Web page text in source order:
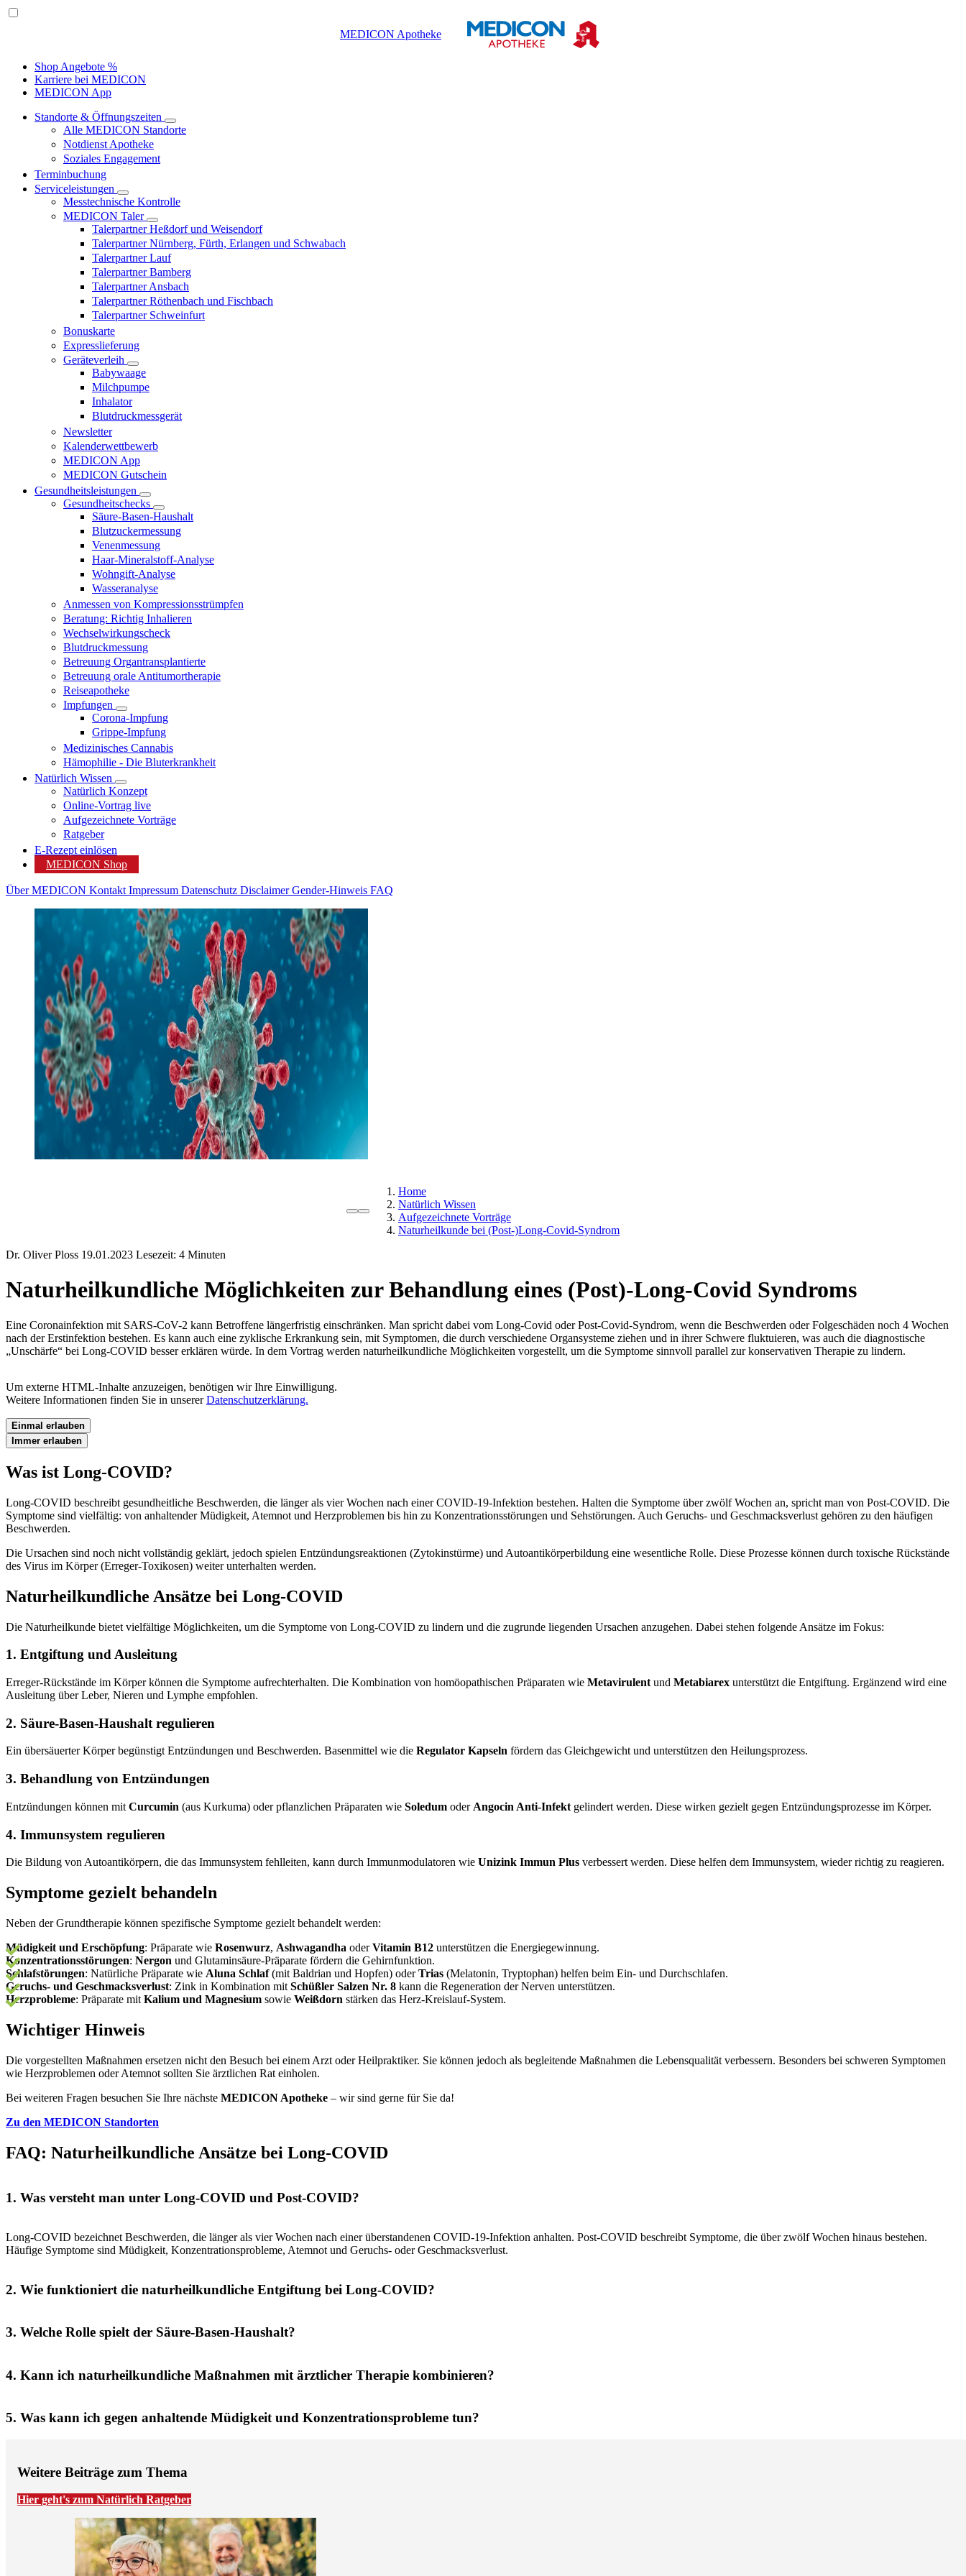
MEDICON Apotheke
Shop Angebote %
Karriere bei MEDICON
MEDICON App
Standorte & Öffnungszeiten
Alle MEDICON Standorte
Notdienst Apotheke
Soziales Engagement
Terminbuchung
Serviceleistungen
Messtechnische Kontrolle
MEDICON Taler
Talerpartner Heßdorf und Weisendorf
Talerpartner Nürnberg, Fürth, Erlangen und Schwabach
Talerpartner Lauf
Talerpartner Bamberg
Talerpartner Ansbach
Talerpartner Röthenbach und Fischbach
Talerpartner Schweinfurt
Bonuskarte
Expresslieferung
Geräteverleih
Babywaage
Milchpumpe
Inhalator
Blutdruckmessgerät
Newsletter
Kalenderwettbewerb
MEDICON App
MEDICON Gutschein
Gesundheitsleistungen
Gesundheitschecks
Säure-Basen-Haushalt
Blutzuckermessung
Venenmessung
Haar-Mineralstoff-Analyse
Wohngift-Analyse
Wasseranalyse
Anmessen von Kompressionsstrümpfen
Beratung: Richtig Inhalieren
Wechselwirkungscheck
Blutdruckmessung
Betreuung Organtransplantierte
Betreuung orale Antitumortherapie
Reiseapotheke
Impfungen
Corona-Impfung
Grippe-Impfung
Medizinisches Cannabis
Hämophilie - Die Bluterkrankheit
Natürlich Wissen
Natürlich Konzept
Online-Vortrag live
Aufgezeichnete Vorträge
Ratgeber
E-Rezept einlösen
MEDICON Shop
Über MEDICON Kontakt Impressum Datenschutz DisclaimerGender-Hinweis FAQ
Home
Natürlich Wissen
Aufgezeichnete Vorträge
Naturheilkunde bei (Post-)Long-Covid-Syndrom
Dr. Oliver Ploss 19.01.2023 Lesezeit:
Naturheilkundliche Möglichkeiten zur Behandlung eines (Post)-Long-Covid Syndroms
Eine Coronainfektion mit SARS-CoV-2 kann Betroffene längerfristig einschränken. Man spricht dabei vom Long-Covid oder Post-Covid-Syndrom, wenn die Beschwerden oder Folgeschäden noch 4 Wochen
nach der Erstinfektion bestehen. Es kann auch eine zyklische Erkrankung sein, mit Symptomen, die durch verschiedene Organsysteme ziehen und in ihrer Schwere fluktuieren, was auch die diagnostische
„Unschärfe“ bei Long-COVID besser erklären würde. In dem Vortrag werden naturheilkundliche Möglichkeiten vorgestellt, um die Symptome sinnvoll parallel zur konservativen Therapie zu lindern.
Um externe HTML-Inhalte anzuzeigen, benötigen wir Ihre Einwilligung.
Weitere Informationen finden Sie in unsererDatenschutzerklärung.
Einmal erlauben
Immer erlauben
Was ist Long-COVID?
Long-COVID beschreibt gesundheitliche Beschwerden, die länger als vier Wochen nach einer COVID-19-Infektion bestehen. Halten die Symptome über zwölf Wochen an, spricht man von Post-COVID. Die
Symptome sind vielfältig: von anhaltender Müdigkeit, Atemnot und Herzproblemen bis hin zu Konzentrationsstörungen und Sehstörungen. Auch Geruchs- und Geschmacksverlust gehören zu den häufigen
Beschwerden.
Die Ursachen sind noch nicht vollständig geklärt, jedoch spielen Entzündungsreaktionen (Zytokinstürme) und Autoantikörperbildung eine wesentliche Rolle. Diese Prozesse können durch toxische Rückstände
des Virus im Körper (Erreger-Toxikosen) weiter unterhalten werden.
Naturheilkundliche Ansätze bei Long-COVID
Die Naturheilkunde bietet vielfältige Möglichkeiten, um die Symptome von Long-COVID zu lindern und die zugrunde liegenden Ursachen anzugehen. Dabei stehen folgende Ansätze im Fokus:
1. Entgiftung und Ausleitung
Erreger-Rückstände im Körper können die Symptome aufrechterhalten. Die Kombination von homöopathischen Präparaten wie Metavirulent und Metabiarex unterstützt die Entgiftung. Ergänzend wird eine
Ausleitung über Leber, Nieren und Lymphe empfohlen.
2. Säure-Basen-Haushalt regulieren
Ein übersäuerter Körper begünstigt Entzündungen und Beschwerden. Basenmittel wie die Regulator Kapseln fördern das Gleichgewicht und unterstützen den Heilungsprozess.
3. Behandlung von Entzündungen
Entzündungen können mit Curcumin (aus Kurkuma) oder pflanzlichen Präparaten wie Soledum oder Angocin Anti-Infekt gelindert werden. Diese wirken gezielt gegen Entzündungsprozesse im Körper.
4. Immunsystem regulieren
Die Bildung von Autoantikörpern, die das Immunsystem fehlleiten, kann durch Immunmodulatoren wie Unizink Immun Plus verbessert werden. Diese helfen dem Immunsystem, wieder richtig zu reagieren.
Symptome gezielt behandeln
Neben der Grundtherapie können spezifische Symptome gezielt behandelt werden:
Müdigkeit und Erschöpfung: Präparate wie Rosenwurz, Ashwagandha oderVitamin B12 unterstützen die Energiegewinnung.
Konzentrationsstörungen: Nergon und Glutaminsäure-Präparate fördern die Gehirnfunktion.
Schlafstörungen: Natürliche Präparate wie Aluna Schlaf(mit Baldrian und Hopfen) oderTrias (Melatonin, Tryptophan) helfen beim Ein- und Durchschlafen.
Geruchs- und Geschmacksverlust: Zink in Kombination mit Schüßler Salzen Nr. 8 kann die Regeneration der Nerven unterstützen.
Herzprobleme: Präparate mit Kalium und Magnesium sowie Weißdorn stärken das Herz-Kreislauf-System.
Wichtiger Hinweis
Die vorgestellten Maßnahmen ersetzen nicht den Besuch bei einem Arzt oder Heilpraktiker. Sie können jedoch als begleitende Maßnahmen die Lebensqualität verbessern. Besonders bei schweren Symptomen
wie Herzproblemen oder Atemnot sollten Sie ärztlichen Rat einholen.
Bei weiteren Fragen besuchen Sie Ihre nächste MEDICON Apotheke – wir sind gerne für Sie da!
Zu den MEDICON Standorten
FAQ: Naturheilkundliche Ansätze bei Long-COVID
1. Was versteht man unter Long-COVID und Post-COVID?
Long-COVID bezeichnet Beschwerden, die länger als vier Wochen nach einer überstandenen COVID-19-Infektion anhalten. Post-COVID beschreibt Symptome, die über zwölf Wochen hinaus bestehen.
Häufige Symptome sind Müdigkeit, Konzentrationsprobleme, Atemnot und Geruchs- oder Geschmacksverlust.
2. Wie funktioniert die naturheilkundliche Entgiftung bei Long-COVID?
3. Welche Rolle spielt der Säure-Basen-Haushalt?
4. Kann ich naturheilkundliche Maßnahmen mit ärztlicher Therapie kombinieren?
5. Was kann ich gegen anhaltende Müdigkeit und Konzentrationsprobleme tun?
Weitere Beiträge zum Thema
Hier geht's zum Natürlich Ratgeber